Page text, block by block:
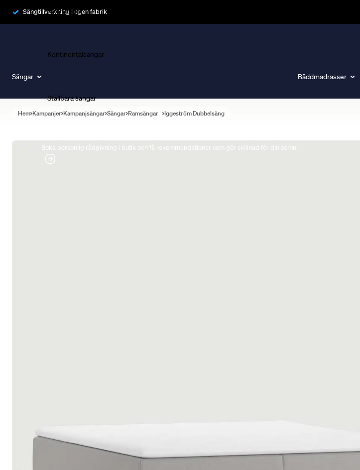
Sängtillverkning i egen fabrik
Sängar
Ramsängar
Kontinentalsängar
Ställbara sängar
Boka personlig rådgivning i butik och få rekommendationer som gör skillnad för din sömn.
Bäddmadrasser
Hem Kampanjer Kampanjsängar Sängar Ramsängar Iggeström Dubbelsäng